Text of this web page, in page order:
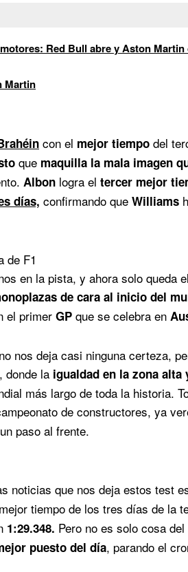
Red Bull abre y Aston
Martin
con el mejor tiempo del
que maquilla la mala imagen
Albon logra el tercer mejor
días, confirmando que Williams
de F1
en la pista, y ahora solo queda
de cara al inicio del
el primer GP que se celebra en
nos deja casi ninguna certeza,
donde la igualdad en la zona alta
más largo de toda la historia.
de constructores, ya
paso al frente.
noticias que nos deja estos test
tiempo de los tres días de la
1:29.348. Pero no es solo cosa
puesto del día, parando el